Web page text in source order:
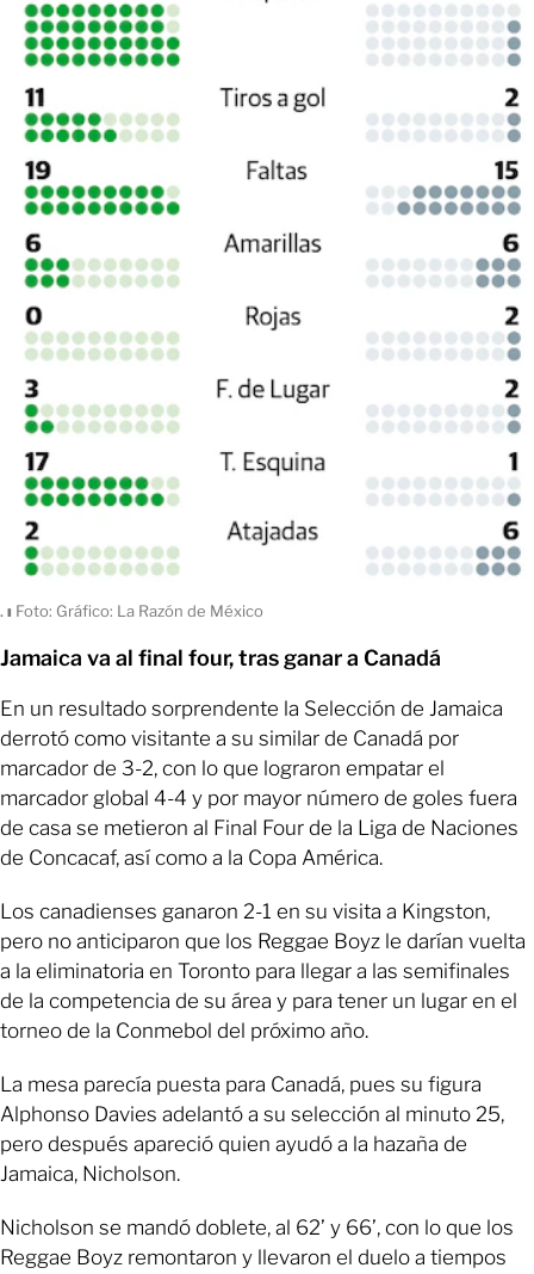
. ı Foto: Gráfico: La Razón de México
Jamaica va al final four, tras ganar a Canadá
En un resultado sorprendente la Selección de Jamaica
derrotó como visitante a su similar de Canadá por
marcador de 3-2, con lo que lograron empatar el
marcador global 4-4 y por mayor número de goles fuera
de casa se metieron al Final Four de la Liga de Naciones
de Concacaf, así como a la Copa América.
Los canadienses ganaron 2-1 en su visita a Kingston,
pero no anticiparon que los Reggae Boyz le darían vuelta
a la eliminatoria en Toronto para llegar a las semifinales
de la competencia de su área y para tener un lugar en el
torneo de la Conmebol del próximo año.
La mesa parecía puesta para Canadá, pues su figura
Alphonso Davies adelantó a su selección al minuto 25,
pero después apareció quien ayudó a la hazaña de
Jamaica, Nicholson.
Nicholson se mandó doblete, al 62’ y 66’, con lo que los
Reggae Boyz remontaron y llevaron el duelo a tiempos